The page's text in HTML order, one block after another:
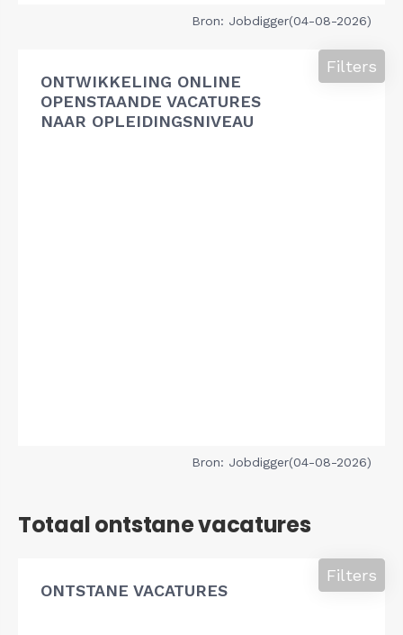
Bron: Jobdigger(04-08-2026)
ONTWIKKELING ONLINE
OPENSTAANDE VACATURES
NAAR OPLEIDINGSNIVEAU
Filters
Bron: Jobdigger(04-08-2026)
Totaal ontstane vacatures
ONTSTANE VACATURES
Filters